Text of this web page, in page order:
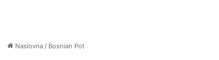
Naslovna / Bosnian Pot